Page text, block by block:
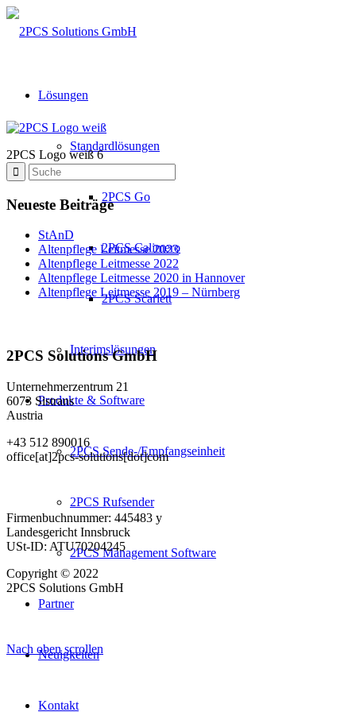
Lösungen
Standardlösungen
2PCS Go
2PCS Calimero
2PCS Scarlett
Interimslösungen
Produkte & Software
2PCS Sende-/Empfangseinheit
2PCS Rufsender
2PCS Management Software
Partner
Neuigkeiten
Kontakt
2PCS Logo weiß 6
Neueste Beiträge
StAnD
Altenpflege Leitmesse 2023
Altenpflege Leitmesse 2022
Altenpflege Leitmesse 2020 in Hannover
Altenpflege Leitmesse 2019 – Nürnberg
2PCS Solutions GmbH
Unternehmerzentrum 21
6073 Sistrans
Austria
+43 512 890016
office[at]2pcs-solutions[dot]com
Firmenbuchnummer: 445483 y
Landesgericht Innsbruck
USt-ID: ATU70204245
Copyright © 2022
2PCS Solutions GmbH
Nach oben scrollen